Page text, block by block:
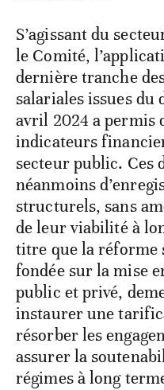
S’agissant du
le Comité,
dernière tranche
salariales issues du
avril 2024 a permis
indicateurs
secteur public. Ces
néanmoins
structurels, sans
de leur viabilité à
titre que la réforme
fondée sur la mise
public et privé,
instaurer une
résorber les
assurer la
régimes à long